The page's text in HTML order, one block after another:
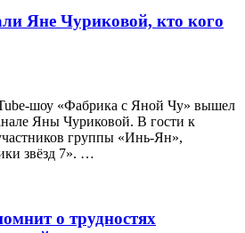
Яне Чуриковой, кто кого
шоу «Фабрика с Яной Чу» вышел
Яны Чуриковой. В гости к
группы «Инь-Ян»,
звёзд 7». …
о трудностях